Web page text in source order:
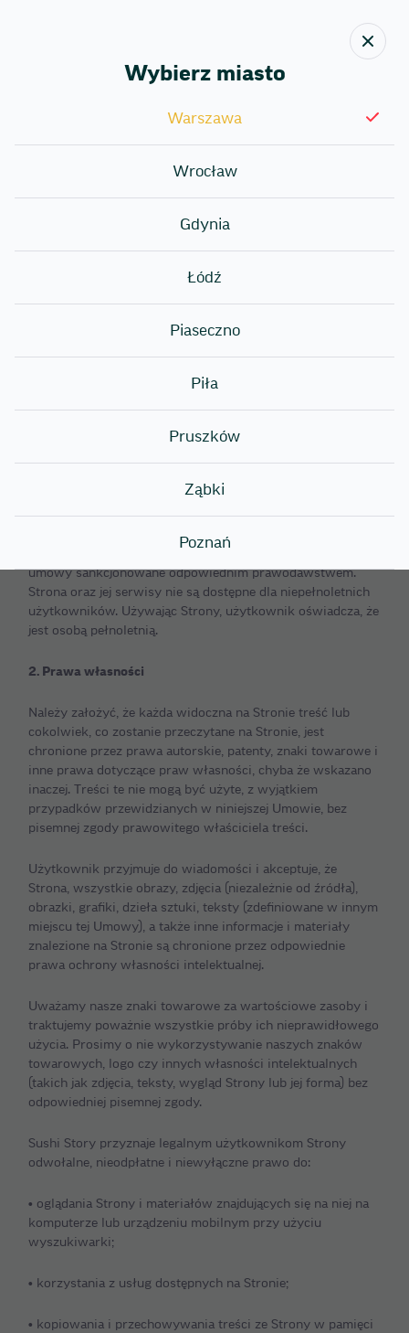
Wybierz miasto
Warszawa
Wrocław
Gdynia
Łódź
Piaseczno
Piła
Pruszków
Ząbki
Poznań
Umowa użytkowania strony
strony przed jej użyciem. Jeśli nie zgadzają się Państwo ze
informacji na temat produktów i usług Sushi Story można
sankcjonowane niniejszą umową użytkowania strony
(zwaną dalej „Umową”) oraz innymi właściwymi regulacjami
prawnymi. Wchodząc na Stronę, użytkownik oświadcza, że
zmodyfikowana w każdej chwili przez administratora
Strony: SUSHI WOK POLSKA SPÓŁKA Sp. z o.o., numer
Strona jest dostępna wyłącznie dla indywidualnych
umowy sankcjonowane odpowiednim prawodawstwem.
Strona oraz jej serwisy nie są dostępne dla niepełnoletnich
użytkowników. Używając Strony, użytkownik oświadcza, że
jest osobą pełnoletnią.
2. Prawa własności
Należy założyć, że każda widoczna na Stronie treść lub
cokolwiek, co zostanie przeczytane na Stronie, jest
chronione przez prawa autorskie, patenty, znaki towarowe i
inne prawa dotyczące praw własności, chyba że wskazano
inaczej. Treści te nie mogą być użyte, z wyjątkiem
przypadków przewidzianych w niniejszej Umowie, bez
pisemnej zgody prawowitego właściciela treści.
Użytkownik przyjmuje do wiadomości i akceptuje, że
Strona, wszystkie obrazy, zdjęcia (niezależnie od źródła),
obrazki, grafiki, dzieła sztuki, teksty (zdefiniowane w innym
miejscu tej Umowy), a także inne informacje i materiały
znalezione na Stronie są chronione przez odpowiednie
prawa ochrony własności intelektualnej.
Uważamy nasze znaki towarowe za wartościowe zasoby i
traktujemy poważnie wszystkie próby ich nieprawidłowego
użycia. Prosimy o nie wykorzystywanie naszych znaków
towarowych, logo czy innych własności intelektualnych
(takich jak zdjęcia, teksty, wygląd Strony lub jej forma) bez
odpowiedniej pisemnej zgody.
Sushi Story przyznaje legalnym użytkownikom Strony
odwołalne, nieodpłatne i niewyłączne prawo do:
• oglądania Strony i materiałów znajdujących się na niej na
komputerze lub urządzeniu mobilnym przy użyciu
wyszukiwarki;
• korzystania z usług dostępnych na Stronie;
• kopiowania i przechowywania treści ze Strony w pamięci